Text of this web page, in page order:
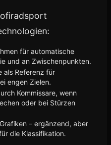
für automatische
und an Zwischenpunkten.
als Referenz für
engen Zielen.
Kommissare, wenn
oder bei Stürzen
– ergänzend, aber
die Klassifikation.